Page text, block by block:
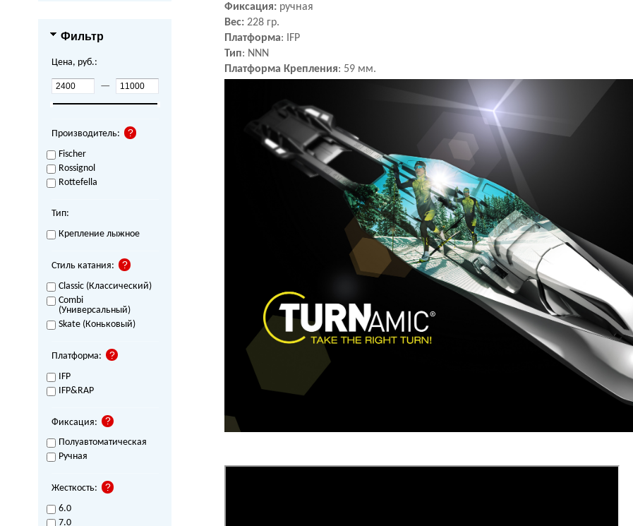
Фильтр
Цена, руб.:
—
Производитель:
Fischer
Rossignol
Rottefella
Тип:
Крепление лыжное
Стиль катания:
Classic (Классический)
Combi
(Универсальный)
Skate (Коньковый)
Платформа:
IFP
IFP&RAP
Фиксация:
Полуавтоматическая
Ручная
Жесткость:
6.0
7.0
Фиксация: ручная
Вес:228 гр.
Платформа: IFP
Тип: NNN
Платформа Крепления: 59 мм.